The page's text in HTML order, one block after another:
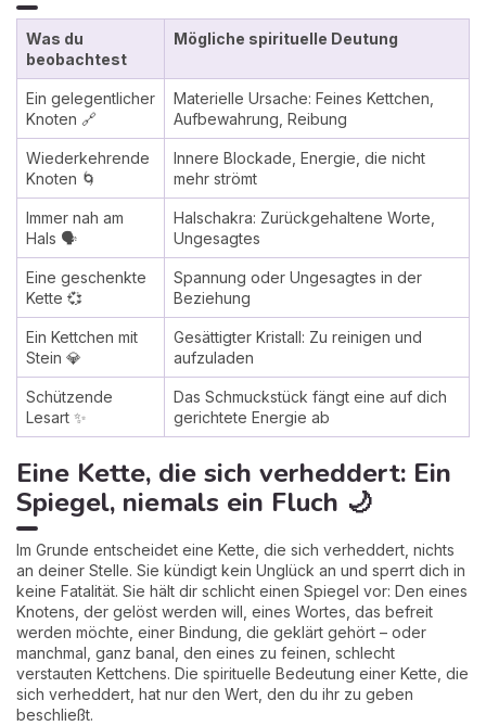
Was du
beobachtest
Mögliche spirituelle Deutung
Ein gelegentlicher
Knoten 🔗
Materielle Ursache: Feines Kettchen,
Aufbewahrung, Reibung
Wiederkehrende
Knoten 🌀
Innere Blockade, Energie, die nicht
mehr strömt
Immer nah am
Hals 🗣️
Halschakra: Zurückgehaltene Worte,
Ungesagtes
Eine geschenkte
Kette 💞
Spannung oder Ungesagtes in der
Beziehung
Ein Kettchen mit
Stein 💎
Gesättigter Kristall: Zu reinigen und
aufzuladen
Schützende
Lesart ✨
Das Schmuckstück fängt eine auf dich
gerichtete Energie ab
Eine Kette, die sich verheddert: Ein
Spiegel, niemals ein Fluch 🌙
Im Grunde entscheidet eine Kette, die sich verheddert, nichts
an deiner Stelle. Sie kündigt kein Unglück an und sperrt dich in
keine Fatalität. Sie hält dir schlicht einen Spiegel vor: Den eines
Knotens, der gelöst werden will, eines Wortes, das befreit
werden möchte, einer Bindung, die geklärt gehört – oder
manchmal, ganz banal, den eines zu feinen, schlecht
verstauten Kettchens. Die spirituelle Bedeutung einer Kette, die
sich verheddert, hat nur den Wert, den du ihr zu geben
beschließt.